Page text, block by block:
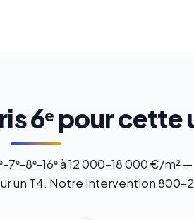
6ᵉ pour cette
8ᵉ-16ᵉ à 12 000-18 000 €/m²
un T4. Notre intervention 800-